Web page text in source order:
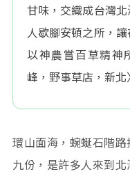
甘味，交織成台灣
人歇腳安頓之所，
以神農嘗百草精
峰，野事草店，新北
環山面海，蜿蜒石階
九份，是許多人來到